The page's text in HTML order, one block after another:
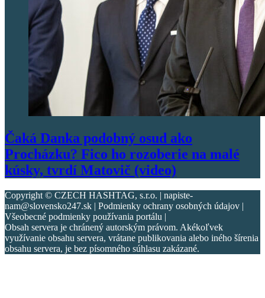
Čaká Danka podobný osud ako
Procházku? Fico ho rozoberie na malé
kúsky, tvrdí Matovič (video)
Copyright © CZECH HASHTAG, s.r.o. | napiste-
nam@slovensko247.sk | Podmienky ochrany osobných údajov |
Všeobecné podmienky používania portálu |
Obsah servera je chránený autorským právom. Akékoľvek
využívanie obsahu servera, vrátane publikovania alebo iného šírenia
obsahu servera, je bez písomného súhlasu zakázané.